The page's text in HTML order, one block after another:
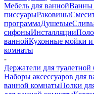
Мебель для ваннойВанны
писсуарыРаковины
программаДушевые
сифоныИнсталляции
ваннойКухонные мойки и
комнаты
-
Держатели для туалетной
Наборы аксессуаров для
ванной комнатыПолки